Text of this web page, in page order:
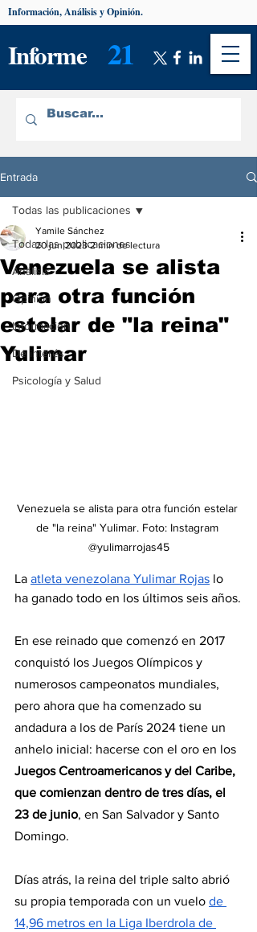
Informe 21
Información, Análisis y Opinión.
Entrada
Todas las publicaciones
Análisis
Opinión
Información
De interés
Psicología y Salud
Todas las publicaciones
Venezuela se alista
para otra función
estelar de "la reina"
Yulimar
Yamile Sánchez
20 jun 2023 2 min de lectura
Venezuela se alista para otra función estelar
de "la reina" Yulimar. Foto: Instagram
@yulimarrojas45
La atleta venezolana Yulimar Rojas lo
ha ganado todo en los últimos seis años.
En ese reinado que comenzó en 2017
conquistó los Juegos Olímpicos y
numerosos campeonatos mundiales,
pero ahora que ha comenzado su
andadura a los de París 2024 tiene un
anhelo inicial: hacerse con el oro en los
Juegos Centroamericanos y del Caribe,
que comienzan dentro de tres días, el
23 de junio, en San Salvador y Santo
Domingo.
Días atrás, la reina del triple salto abrió
su propia temporada con un vuelo de
14,96 metros en la Liga Iberdrola de